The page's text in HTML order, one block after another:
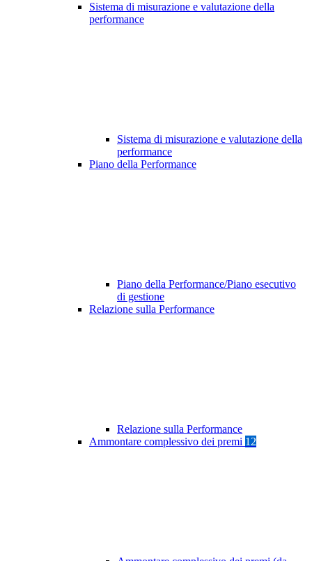
Sistema di misurazione e valutazione della
performance
Sistema di misurazione e valutazione della
performance
Piano della Performance
Piano della Performance/Piano esecutivo
di gestione
Relazione sulla Performance
Relazione sulla Performance
Ammontare complessivo dei premi 12